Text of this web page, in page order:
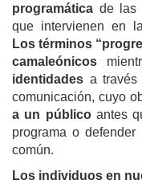
programática de las
que intervienen en
Los términos
camaleónicos
identidades a través
comunicación, cuyo
a un públicoantes
programa o
común.
Los individuos en